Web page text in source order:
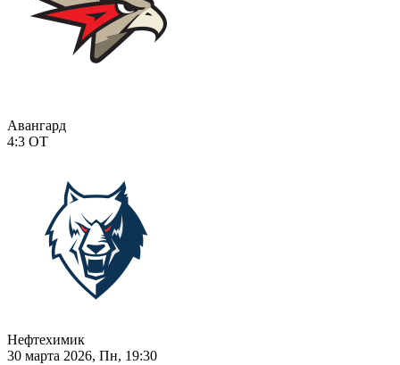
Авангард
4:3 ОТ
Нефтехимик
30 марта 2026, Пн, 19:30